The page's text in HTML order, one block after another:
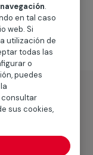
las
obra que hará
.
en tal caso
web. Si
utilización de
todas las
o
puedes
consultar
sus cookies,